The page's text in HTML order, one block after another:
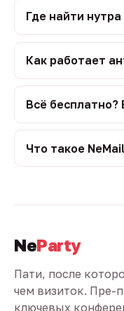
Где найти
Как работает
Всё бесплатно?
Что такое
NeParty
Пати, после
чем визиток. Пре-
ключевых